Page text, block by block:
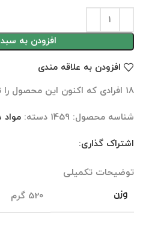
افزودن به
افزودن به علاقه مندی
18 افرادی که اکنون این محصول را
شناسه محصول: 1459 دسته:
اشتراک گذاری:
توضیحات تکمیلی
وزن
520 گرم